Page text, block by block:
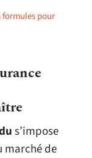
formules pour
s’impose
marché de